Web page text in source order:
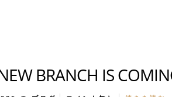
メニ
カスタムイ
BRANCH IS